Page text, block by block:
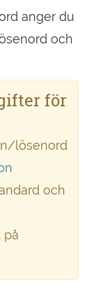
anger du
och
för
lösenord
och
på